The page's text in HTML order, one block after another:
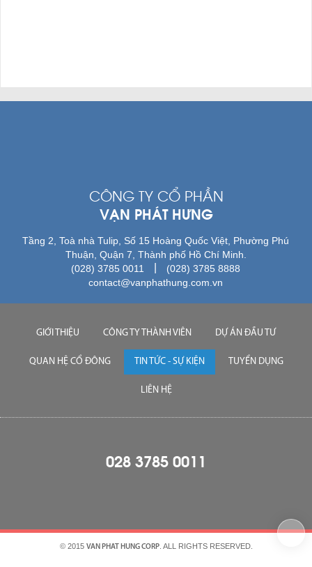
CÔNG TY CỔ PHẦN
VẠN PHÁT HƯNG
Tầng 2, Toà nhà Tulip, Số 15 Hoàng Quốc Việt, Phường Phú
Thuận, Quận 7, Thành phố Hồ Chí Minh.
(028) 3785 0011
(028) 3785 8888
contact@vanphathung.com.vn
GIỚI THIỆU CÔNG TY THÀNH VIÊN DỰ ÁN ĐẦU TƯ
QUAN HỆ CỔ ĐÔNG TIN TỨC - SỰ KIỆN TUYỂN DỤNG
LIÊN HỆ
028 3785 0011
© 2015 VAN PHAT HUNG CORP. ALL RIGHTS RESERVED.